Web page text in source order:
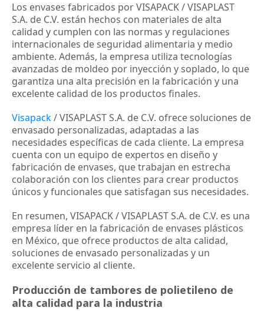
Los envases fabricados por VISAPACK / VISAPLAST
S.A. de C.V. están hechos con materiales de alta
calidad y cumplen con las normas y regulaciones
internacionales de seguridad alimentaria y medio
ambiente. Además, la empresa utiliza tecnologías
avanzadas de moldeo por inyección y soplado, lo que
garantiza una alta precisión en la fabricación y una
excelente calidad de los productos finales.
Visapack / VISAPLAST S.A. de C.V. ofrece soluciones de
envasado personalizadas, adaptadas a las
necesidades específicas de cada cliente. La empresa
cuenta con un equipo de expertos en diseño y
fabricación de envases, que trabajan en estrecha
colaboración con los clientes para crear productos
únicos y funcionales que satisfagan sus necesidades.
En resumen, VISAPACK / VISAPLAST S.A. de C.V. es una
empresa líder en la fabricación de envases plásticos
en México, que ofrece productos de alta calidad,
soluciones de envasado personalizadas y un
excelente servicio al cliente.
Producción de tambores de polietileno de
alta calidad para la industria